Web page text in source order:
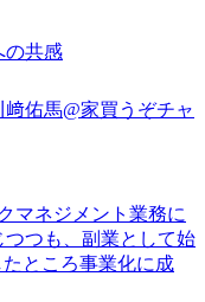
の共感
佑馬@家買うぞチャ
マネジメント業務に
つも、副業として始
ところ事業化に成